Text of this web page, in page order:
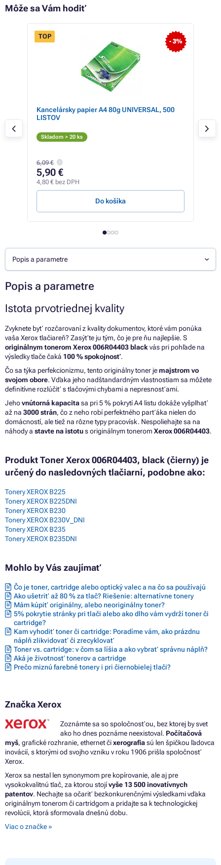
Môže sa Vám hodiť
- 3%
TOP
Kancelársky papier A4 80g UNIVERSAL, 500
LISTOV
Skladom > 20 ks
6,09 €
5,90 €
4,80 € bez DPH
Do košíka
Popis a parametre
Popis a parametre
Istota prvotriednej kvality
Zvyknete byť rozčarovaní z kvality dokumentov, ktoré vám ponúka
vaša Xerox tlačiareň? Zasýťte ju tým, čo je pre ňu najlepšie. S
originálnym tonerom Xerox 006R04403 blackvás pri pohľade na
výsledky tlače čaká 100 % spokojnosť.
Čo sa týka perfekcionizmu, tento originálny toner jemajstrom vo
svojom obore. Vďaka jeho nadštandardným vlastnostiam sa môžete
definitívne rozlúčiť s tlačovými chybami a nepresnosťami.
Jehovnútorná kapacitasa pri 5 % pokrytí A4 listu dokáže vyšplhať
až na 3000 strán, čo z neho robí perfektného parťáka nielen do
domácností, ale tiež na rôzne typy pracovísk. Nespoliehajte sa na
náhody a stavte na istotus originálnym toneromXerox 006R04403.
Produkt Toner Xerox 006R04403, black (čierny) je
určený do nasledovných tlačiarní, podobne ako:
Tonery XEROX B225
Tonery XEROX B225DNI
Tonery XEROX B230
Tonery XEROX B230V_DNI
Tonery XEROX B235
Tonery XEROX B235DNI
Mohlo by Vás zaujímať
Čo je toner, cartridge alebo optický valec a na čo sa používajú
Ako ušetriť až 80 % za tlač? Riešenie: alternatívne tonery
Mám kúpiť originálny, alebo neoriginálny toner?
5% pokrytie stránky pri tlači alebo ako dlho vám vydrží toner či
cartridge?
Kam vyhodiť toner či cartridge: Poradíme vám, ako prázdnu
náplň zlikvidovať či zrecyklovať
Toner vs. cartridge: v čom sa líšia a ako vybrať správnu náplň?
Aká je životnosť tonerov a cartridge
Prečo miznú farebné tonery i pri čiernobielej tlači?
Značka Xerox
Zoznámte sa so spoločnosťou, bez ktorej by svet
ako ho dnes poznáme neexistoval. Počítačová
myš, grafické rozhranie, ethernet čixerografiasú len špičkou ľadovca
inovácií, s ktorými od svojho vzniku v roku 1906 prišla spoločnosť
Xerox.
Xerox sa nestal len synonymom pre kopírovanie, ale aj pre
vysokokvalitnú tlač, za ktorou stojívyše 13 500 inovatívnych
patentov. Nechajte sa očariť bezkonkurenčnými výsledkami vďaka
originálnym tonerom či cartridgom a pridajte sa k technologickej
revolúcii, ktorá sformovala dnešnú dobu.
Viac o značke »